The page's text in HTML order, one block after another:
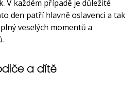
V každém případě je důležité
den patří hlavně oslavenci a tak
veselých momentů a
a dítě